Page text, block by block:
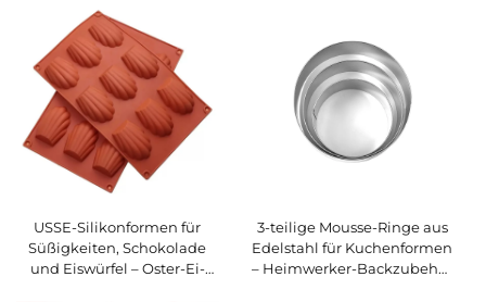
Kuchendekoration
USSE-Silikonformen für
Süßigkeiten, Schokolade
und Eiswürfel – Oster-Ei-
3-teilige Mousse-Ringe aus
Edelstahl für Kuchenformen
– Heimwerker-Backzubehör